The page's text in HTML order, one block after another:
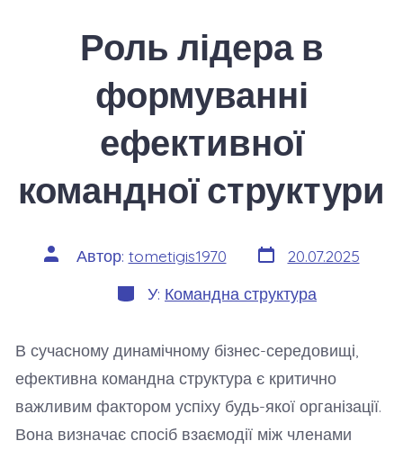
Роль лідера в
формуванні
ефективної
командної структури
Автор
запису
Автор: tometigis1970 Дата
запису
20.07.2025
Категорії
У: Командна структура
В сучасному динамічному бізнес-середовищі,
ефективна командна структура є критично
важливим фактором успіху будь-якої організації.
Вона визначає спосіб взаємодії між членами